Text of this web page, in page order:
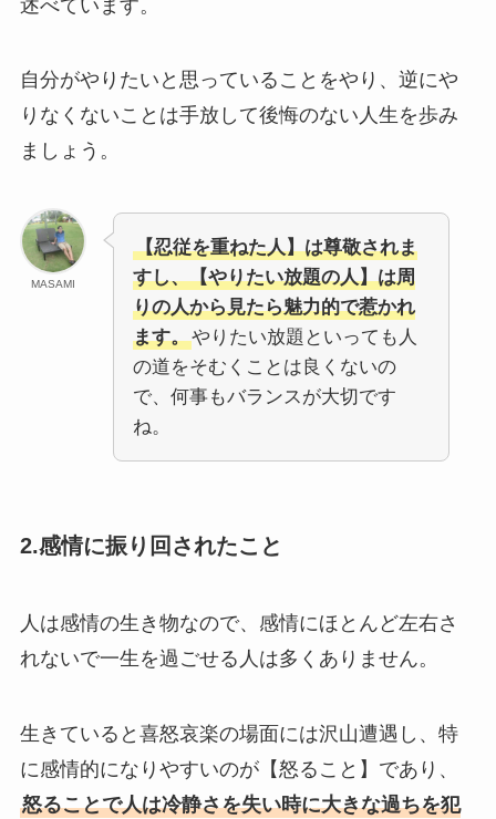
述べています。
自分がやりたいと思っていることをやり、逆にや
りなくないことは手放して後悔のない人生を歩み
ましょう。
MASAMI
【忍従を重ねた人】は尊敬されま
すし、【やりたい放題の人】は周
りの人から見たら魅力的で惹かれ
ます。やりたい放題といっても人
の道をそむくことは良くないの
で、何事もバランスが大切です
ね。
2.感情に振り回されたこと
人は感情の生き物なので、感情にほとんど左右さ
れないで一生を過ごせる人は多くありません。
生きていると喜怒哀楽の場面には沢山遭遇し、特
に感情的になりやすいのが【怒ること】であり、
怒ることで人は冷静さを失い時に大きな過ちを犯